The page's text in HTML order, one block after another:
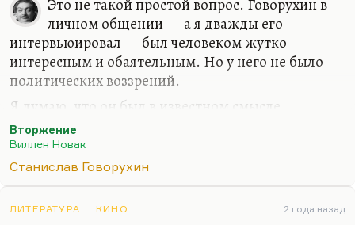
Это не такой простой вопрос. Говорухин в
личном общении — а я дважды его
интервьюировал — был человеком жутко
интересным и обаятельным. Но у него не было
политических воззрений.
Я думаю, что он был в известном смысле
заложником образа — такой сильный человек с
трубкой. И при этом был внутри себя таким
тончайшим, колеблющимся интеллигентом. И
«Вторжение». Он, кстати, всю жизнь жалел, что
Вторжение
Виллен Новак
Станислав Говорухин
ЛИТЕРАТУРА КИНО 2 года назад